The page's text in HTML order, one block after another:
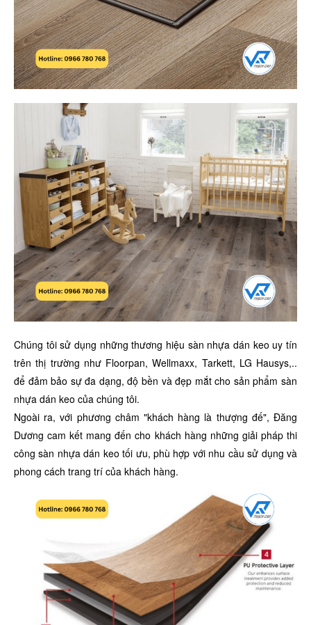
Chúng tôi sử dụng những thương hiệu sàn nhựa dán keo uy tín
trên thị trường như Floorpan, Wellmaxx, Tarkett, LG Hausys,..
để đảm bảo sự đa dạng, độ bền và đẹp mắt cho sản phẩm sàn
nhựa dán keo của chúng tôi.
Ngoài ra, với phương châm "khách hàng là thượng đế", Đăng
Dương cam kết mang đến cho khách hàng những giải pháp thi
công sàn nhựa dán keo tối ưu, phù hợp với nhu cầu sử dụng và
phong cách trang trí của khách hàng.